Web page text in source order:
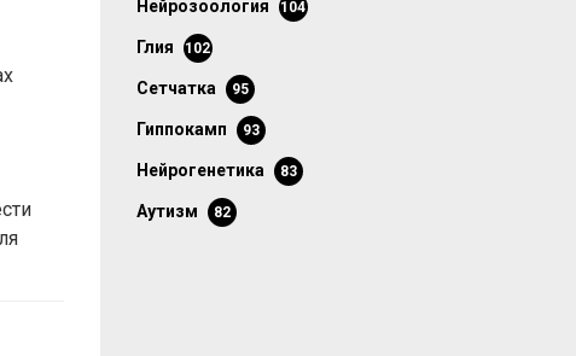
нейрозоология 104
глия 102
сетчатка 95
гиппокамп 93
нейрогенетика 83
аутизм 82